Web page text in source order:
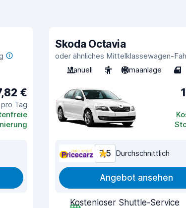
€
pro Tag
Skoda Octavia
oder ähnliches Mittelklassewagen-
Manuell
5 Klimaanlage 4
7,5 Durchschnittlich
Angebot ansehen
Kostenloser Shuttle-Service